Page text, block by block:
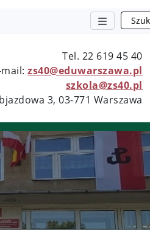
Szukaj
Tel. 22 619 45 40
mail:zs40@eduwarszawa.pl
szkola@zs40.pl
3, 03-771 Warszawa